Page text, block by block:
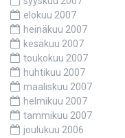
elokuu 2007
heinäkuu 2007
kesäkuu 2007
toukokuu 2007
huhtikuu 2007
maaliskuu 2007
helmikuu 2007
tammikuu 2007
joulukuu 2006